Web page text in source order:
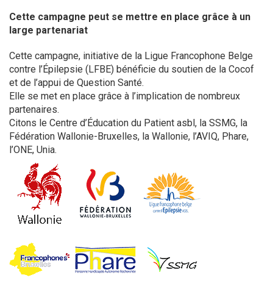
Cette campagne peut se mettre en place grâce à un
large partenariat
Cette campagne, initiative de la Ligue Francophone Belge
contre l’Épilepsie (LFBE) bénéficie du soutien de la Cocof
et de l’appui de Question Santé.
Elle se met en place grâce à l’implication de nombreux
partenaires.
Citons le Centre d’Éducation du Patient asbl, la SSMG, la
Fédération Wallonie-Bruxelles, la Wallonie, l’AVIQ, Phare,
l’ONE, Unia.